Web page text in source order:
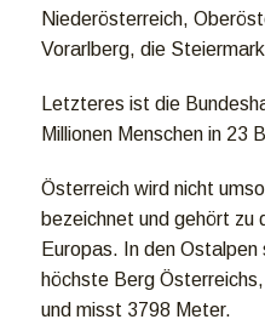
Niederösterreich,
Vorarlberg, die
Letzteres ist die
Millionen Menschen in 23
Österreich wird nicht
bezeichnet und gehört zu
Europas. In den
höchste Berg
und misst 3798 Meter.